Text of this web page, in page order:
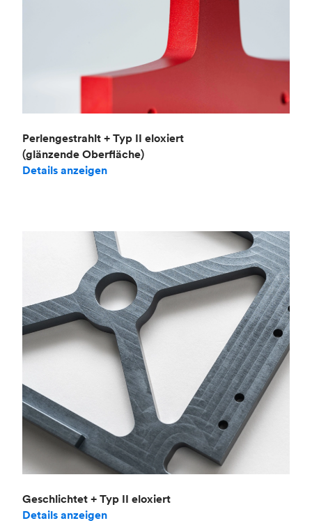
Perlengestrahlt + Typ II eloxiert
(glänzende Oberfläche)
Details anzeigen
Geschlichtet + Typ II eloxiert
Details anzeigen